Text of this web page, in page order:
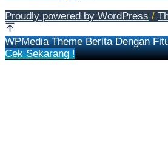
Proudly powered by WordPress /
WPMedia Theme Berita Dengan
Cek Sekarang !